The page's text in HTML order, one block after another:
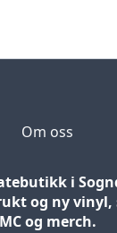
Om oss
i
og ny vinyl,
MC og merch.